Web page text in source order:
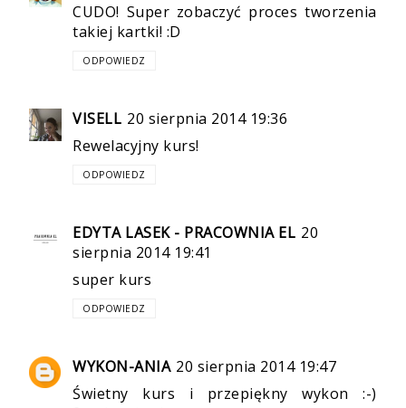
CUDO! Super zobaczyć proces tworzenia
takiej kartki! :D
ODPOWIEDZ
VISELL 20 sierpnia 2014 19:36
Rewelacyjny kurs!
ODPOWIEDZ
EDYTA LASEK - PRACOWNIA EL 20
sierpnia 2014 19:41
super kurs
ODPOWIEDZ
WYKON-ANIA 20 sierpnia 2014 19:47
Świetny kurs i przepiękny wykon :-)